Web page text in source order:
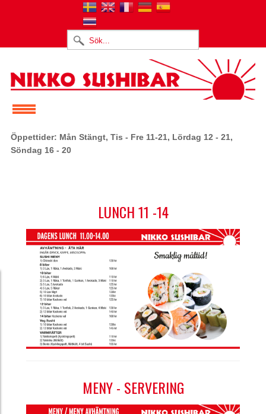
Öppettider: Mån Stängt, Tis - Fre 11-21, Lördag 12 - 21,
Söndag 16 - 20
LUNCH 11 -14
MENY - SERVERING